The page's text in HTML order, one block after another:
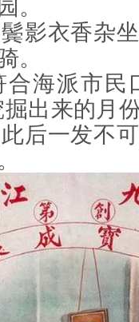
。
影衣香杂
。
海派市民
出来的月
后一发不